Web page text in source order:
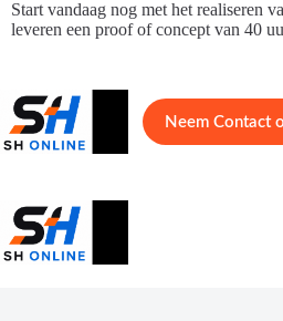
Ga
naar
Start vandaag nog met het realiseren
leveren een proof of concept van 40
Home
Neem Contact